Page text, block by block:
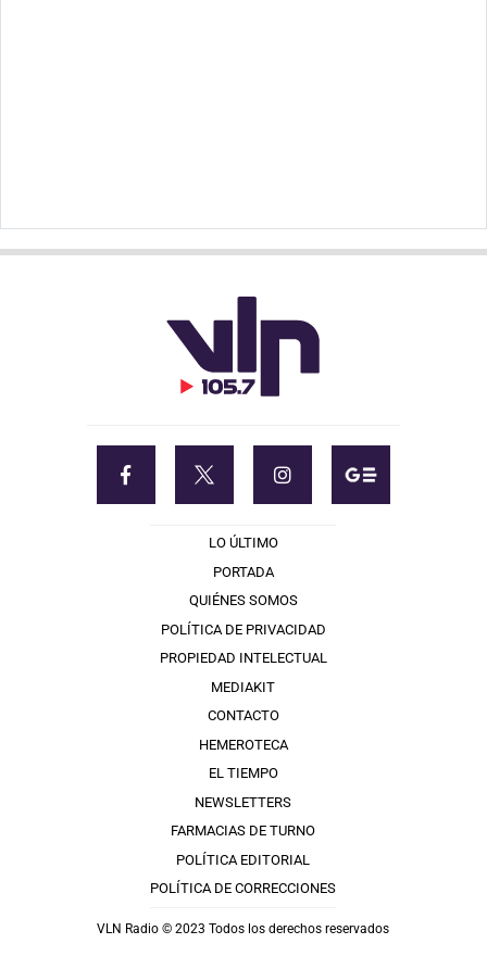
LO ÚLTIMO
PORTADA
QUIÉNES SOMOS
POLÍTICA DE PRIVACIDAD
PROPIEDAD INTELECTUAL
MEDIAKIT
CONTACTO
HEMEROTECA
EL TIEMPO
NEWSLETTERS
FARMACIAS DE TURNO
POLÍTICA EDITORIAL
POLÍTICA DE CORRECCIONES
VLN Radio © 2023 Todos los derechos reservados